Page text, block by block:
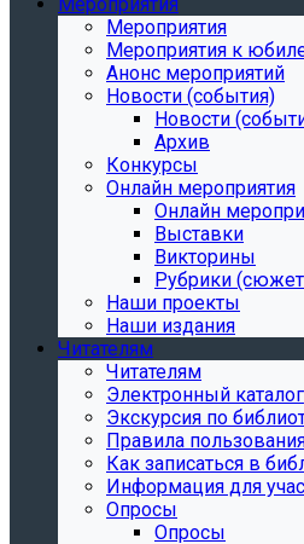
Мероприятия
Мероприятия к
Анонс мероприятий
Новости (события)
Новости
Архив
Конкурсы
Онлайн мероприятия
Онлайн
Выставки
Викторины
Рубрики
Наши проекты
Наши издания
Читателям
Читателям
Электронный каталог
Экскурсия по
Правила
Как записаться в
Информация для
Опросы
Опросы